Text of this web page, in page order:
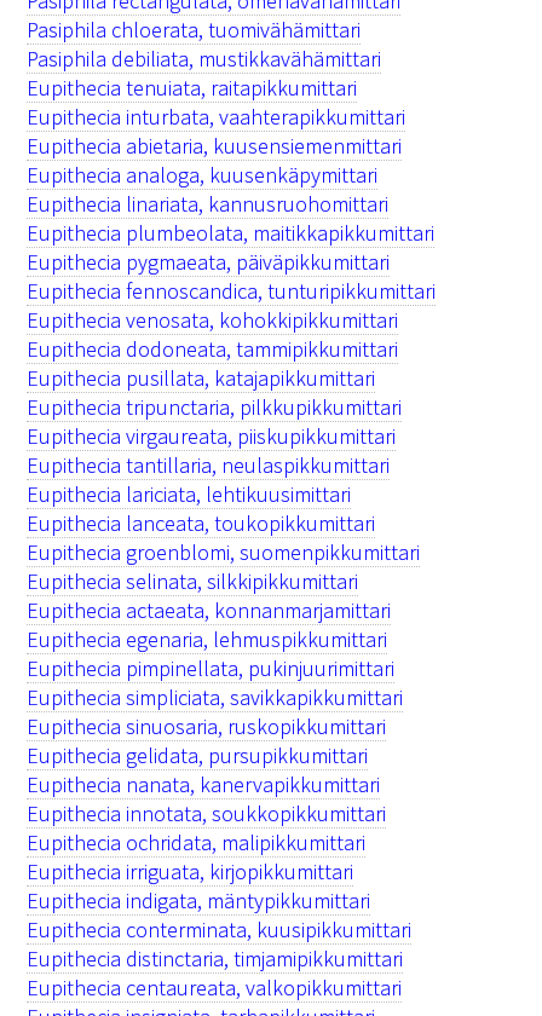
Pasiphila chloerata, tuomivähämittari
Pasiphila debiliata, mustikkavähämittari
Eupithecia tenuiata, raitapikkumittari
Eupithecia inturbata, vaahterapikkumittari
Eupithecia abietaria, kuusensiemenmittari
Eupithecia analoga, kuusenkäpymittari
Eupithecia linariata, kannusruohomittari
Eupithecia plumbeolata, maitikkapikkumittari
Eupithecia pygmaeata, päiväpikkumittari
Eupithecia fennoscandica, tunturipikkumittari
Eupithecia venosata, kohokkipikkumittari
Eupithecia dodoneata, tammipikkumittari
Eupithecia pusillata, katajapikkumittari
Eupithecia tripunctaria, pilkkupikkumittari
Eupithecia virgaureata, piiskupikkumittari
Eupithecia tantillaria, neulaspikkumittari
Eupithecia lariciata, lehtikuusimittari
Eupithecia lanceata, toukopikkumittari
Eupithecia groenblomi, suomenpikkumittari
Eupithecia selinata, silkkipikkumittari
Eupithecia actaeata, konnanmarjamittari
Eupithecia egenaria, lehmuspikkumittari
Eupithecia pimpinellata, pukinjuurimittari
Eupithecia simpliciata, savikkapikkumittari
Eupithecia sinuosaria, ruskopikkumittari
Eupithecia gelidata, pursupikkumittari
Eupithecia nanata, kanervapikkumittari
Eupithecia innotata, soukkopikkumittari
Eupithecia ochridata, malipikkumittari
Eupithecia irriguata, kirjopikkumittari
Eupithecia indigata, mäntypikkumittari
Eupithecia conterminata, kuusipikkumittari
Eupithecia distinctaria, timjamipikkumittari
Eupithecia centaureata, valkopikkumittari